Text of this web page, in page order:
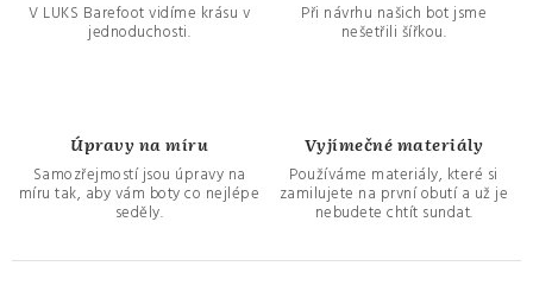
V LUKS Barefoot vidíme krásu v
jednoduchosti.
Při návrhu našich bot jsme
nešetřili šířkou.
Úpravy na míru
Samozřejmostí jsou úpravy na
míru tak, aby vám boty co nejlépe
seděly.
Vyjímečné materiály
Používáme materiály, které si
zamilujete na první obutí a už je
nebudete chtít sundat.